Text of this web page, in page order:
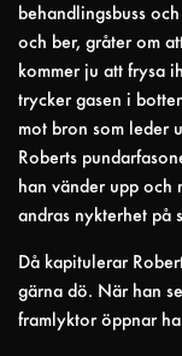
behandlingsbuss
och ber, gråter om
kommer ju att frysa
trycker gasen i
mot bron som leder
Roberts
han vänder upp och
andras nykterhet på
Då kapitulerar
gärna dö. När han
framlyktor öppnar